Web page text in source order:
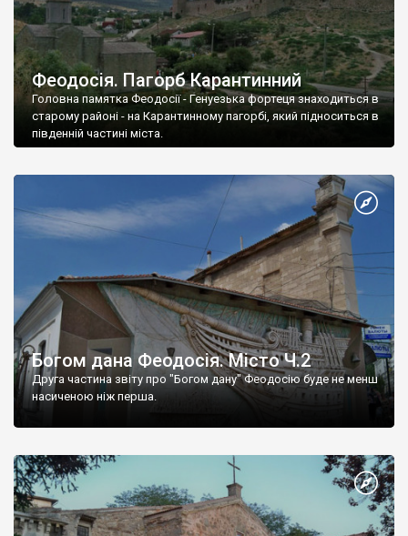
Феодосія. Пагорб Карантинний
Головна памятка Феодосії - Генуезька фортеця знаходиться в
старому районі - на Карантинному пагорбі, який підноситься в
південній частині міста.
Богом дана Феодосія. Місто Ч.2
Друга частина звіту про "Богом дану" Феодосію буде не менш
насиченою ніж перша.